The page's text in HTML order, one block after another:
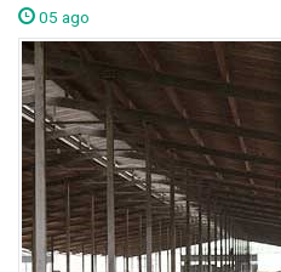
05 ago